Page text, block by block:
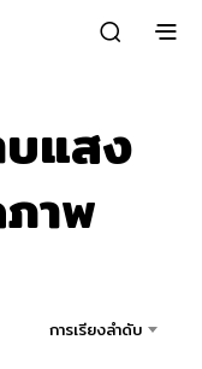
บแสง
าพ
การเรียงลำดับ